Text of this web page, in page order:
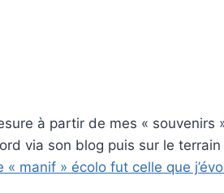
à partir de mes « souvenirs
via son blog puis sur le
« manif » écolo fut celle que